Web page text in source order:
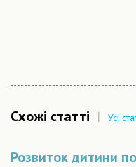
Схожі статті | Усі
Розвиток дитини